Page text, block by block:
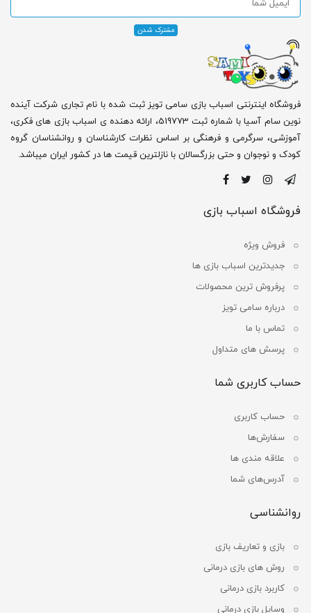
فروشگاه اینترنتی اسباب بازی سامی تویز ثبت شده با نام تجاری شرکت آینده
نوین سام آسیا با شماره ثبت 519773، ارائه دهنده ی اسباب بازی های فکری،
آموزشی، سرگرمی و فرهنگی بر اساس نظرات کارشناسان و روانشناسان گروه
کودک و نوجوان و حتی بزرگسالان با نازلترین قیمت ها در کشور ایران میباشد.
فروشگاه اسباب بازی
فروش ویژه
جدیدترین اسباب بازی ها
پرفروش ترین محصولات
درباره سامی تویز
تماس با ما
پرسش های متداول
حساب کاربری شما
حساب کاربری
سفارش‌ها
علاقه مندی ها
آدرس‌های شما
روانشناسی
بازی و تعاریف بازی
روش های بازی درمانی
کاربرد بازی درمانی
وسایل بازی درمانی